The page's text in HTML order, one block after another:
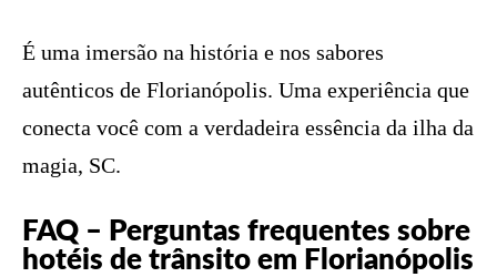
É uma imersão na história e nos sabores
autênticos de Florianópolis. Uma experiência que
conecta você com a verdadeira essência da ilha da
magia, SC.
FAQ – Perguntas frequentes sobre
hotéis de trânsito em Florianópolis